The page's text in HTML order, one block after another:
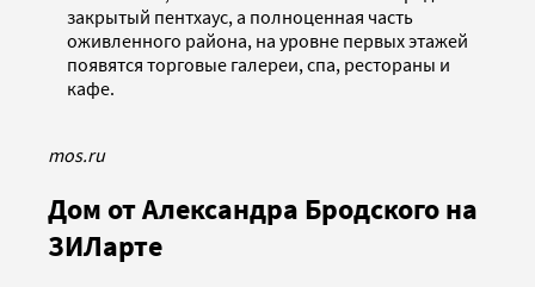
закрытый пентхаус, а полноценная часть
оживленного района, на уровне первых этажей
появятся торговые галереи, спа, рестораны и
кафе.
mos.ru
Дом от Александра Бродского на
ЗИЛарте